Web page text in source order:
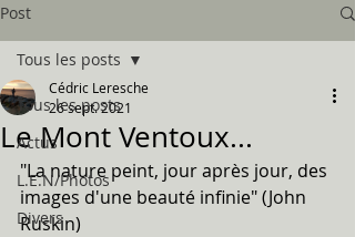
Post
Tous les posts
Actus
L.E.N/Photos
Divers
Tous les posts
Le Mont Ventoux...
Cédric Leresche
26 sept. 2021
"La nature peint, jour après jour, des
images d'une beauté infinie" (John
Ruskin)